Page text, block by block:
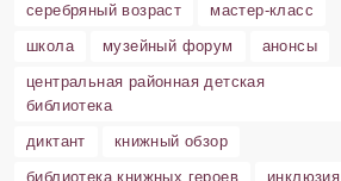
серебряный возраст
мастер-класс
школа
музейный форум
анонсы
центральная районная детская
библиотека
диктант
книжный обзор
библиотека книжных героев
инклюзия